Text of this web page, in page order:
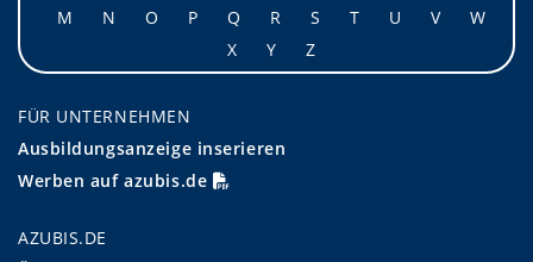
M
N O P Q R S T U V
W
X
Y Z
FÜR UNTERNEHMEN
Ausbildungsanzeige inserieren
Werben auf azubis.de
AZUBIS.DE